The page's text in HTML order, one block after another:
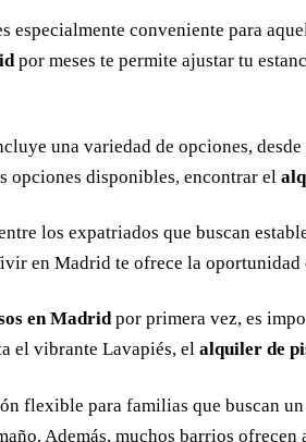
especialmente conveniente para
por meses te permite ajustar tu
una variedad de opciones,
opciones disponibles, encontrar el
los expatriados que buscan
en Madrid te ofrece la
en Madridpor primera vez, es
el vibrante Lavapiés, el alquiler de
flexible para familias que buscan
Además, muchos barrios